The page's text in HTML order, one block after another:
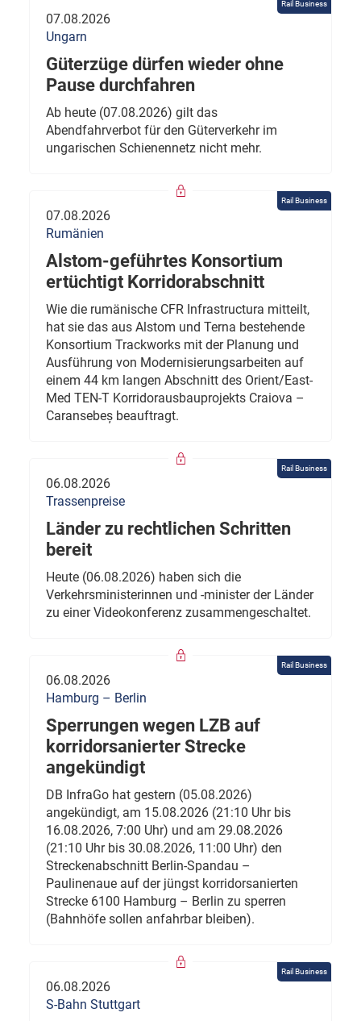
Rail Business
07.08.2026
Ungarn
Güterzüge dürfen wieder ohne
Pause durchfahren
Ab heute (07.08.2026) gilt das
Abendfahrverbot für den Güterverkehr im
ungarischen Schienennetz nicht mehr.
Rail Business
07.08.2026
Rumänien
Alstom-geführtes Konsortium
ertüchtigt Korridorabschnitt
Wie die rumänische CFR Infrastructura mitteilt,
hat sie das aus Alstom und Terna bestehende
Konsortium Trackworks mit der Planung und
Ausführung von Modernisierungsarbeiten auf
einem 44 km langen Abschnitt des Orient/East-
Med TEN-T Korridorausbauprojekts Craiova –
Caransebeș beauftragt.
Rail Business
06.08.2026
Trassenpreise
Länder zu rechtlichen Schritten
bereit
Heute (06.08.2026) haben sich die
Verkehrsministerinnen und -minister der Länder
zu einer Videokonferenz zusammengeschaltet.
Rail Business
06.08.2026
Hamburg – Berlin
Sperrungen wegen LZB auf
korridorsanierter Strecke
angekündigt
DB InfraGo hat gestern (05.08.2026)
angekündigt, am 15.08.2026 (21:10 Uhr bis
16.08.2026, 7:00 Uhr) und am 29.08.2026
(21:10 Uhr bis 30.08.2026, 11:00 Uhr) den
Streckenabschnitt Berlin-Spandau –
Paulinenaue auf der jüngst korridorsanierten
Strecke 6100 Hamburg – Berlin zu sperren
(Bahnhöfe sollen anfahrbar bleiben).
Rail Business
06.08.2026
S-Bahn Stuttgart